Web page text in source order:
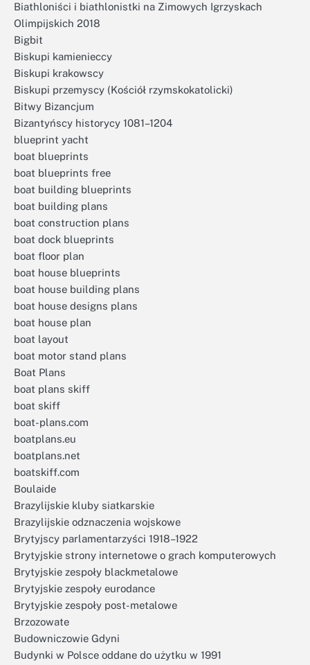
Biathloniści i biathlonistki na Zimowych Igrzyskach
Olimpijskich 2018
Bigbit
Biskupi kamienieccy
Biskupi krakowscy
Biskupi przemyscy (Kościół rzymskokatolicki)
Bitwy Bizancjum
Bizantyńscy historycy 1081–1204
blueprint yacht
boat blueprints
boat blueprints free
boat building blueprints
boat building plans
boat construction plans
boat dock blueprints
boat floor plan
boat house blueprints
boat house building plans
boat house designs plans
boat house plan
boat layout
boat motor stand plans
Boat Plans
boat plans skiff
boat skiff
boat-plans.com
boatplans.eu
boatplans.net
boatskiff.com
Boulaide
Brazylijskie kluby siatkarskie
Brazylijskie odznaczenia wojskowe
Brytyjscy parlamentarzyści 1918–1922
Brytyjskie strony internetowe o grach komputerowych
Brytyjskie zespoły blackmetalowe
Brytyjskie zespoły eurodance
Brytyjskie zespoły post-metalowe
Brzozowate
Budowniczowie Gdyni
Budynki w Polsce oddane do użytku w 1991